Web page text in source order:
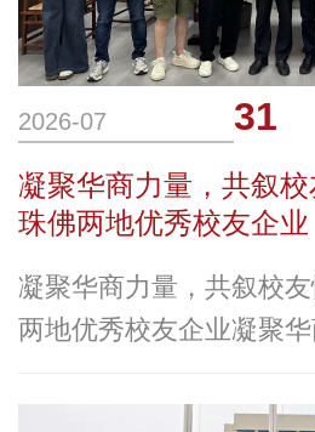
2026-07 31
凝聚华商力量，共叙
珠佛两地优秀校友企业
凝聚华商力量，共叙校
两地优秀校友企业凝聚
倾听校友发展心声，深